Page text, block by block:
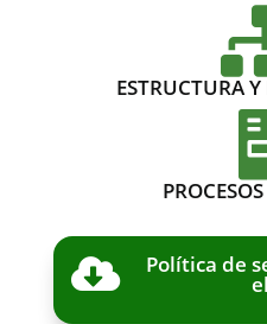
ESTRUCTURA
 Política de